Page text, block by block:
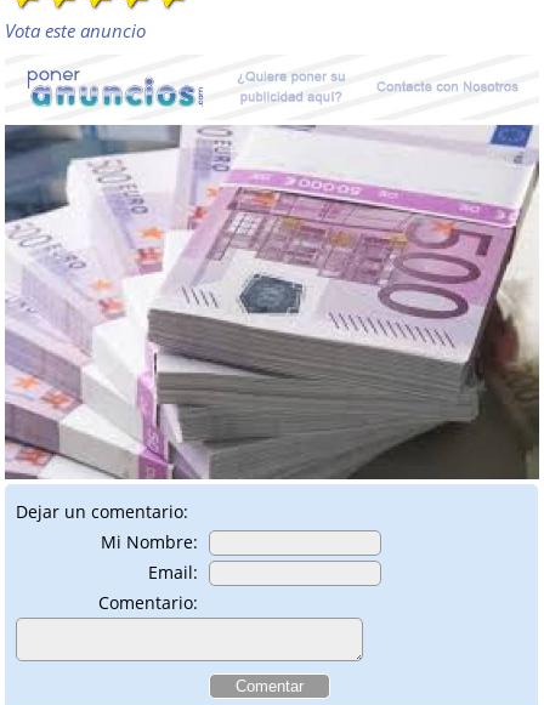
Vota este anuncio
Dejar un comentario:
Mi Nombre:
Email:
Comentario: